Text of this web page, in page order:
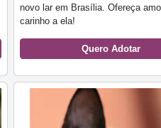
novo lar em Brasília. Ofereça
carinho a ela!
Quero Adotar